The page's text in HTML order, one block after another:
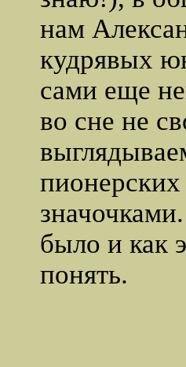
нам
кудрявых
сами еще
во сне не
было и как
понять.